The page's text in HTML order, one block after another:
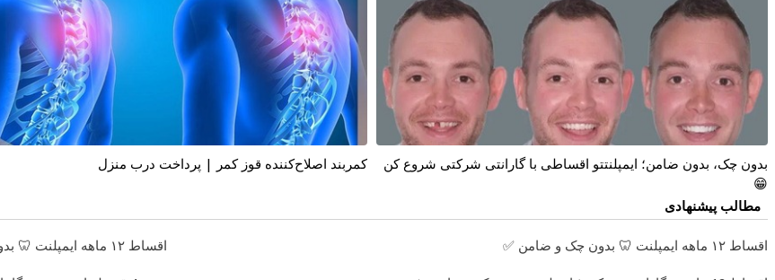
بدون چک، بدون ضامن؛ ایمپلنتتو اقساطی با گارانتی شرکتی شروع کن
😁
کمربند اصلاح‌کننده قوز کمر | پرداخت درب منزل
مطالب پیشنهادی
اقساط ۱۲ ماهه ایمپلنت 🦷 بدون چک و ضامن ✅ اقساط ۱۲ ماهه ایمپلنت 🦷 بدون چک و ضامن؛ همین امروز اقدام کن ✅